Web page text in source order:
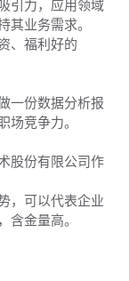
引力，应用领域
其业务需求。
、福利好的
一份数据分析报
场竞争力。
股份有限公司作
，可以代表企业
含金量高。